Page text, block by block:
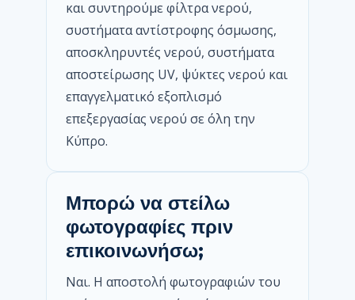
και συντηρούμε φίλτρα νερού,
συστήματα αντίστροφης όσμωσης,
αποσκληρυντές νερού, συστήματα
αποστείρωσης UV, ψύκτες νερού και
επαγγελματικό εξοπλισμό
επεξεργασίας νερού σε όλη την
Κύπρο.
Μπορώ να στείλω
φωτογραφίες πριν
επικοινωνήσω;
Ναι. Η αποστολή φωτογραφιών του